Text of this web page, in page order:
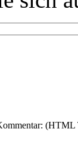
(HTML